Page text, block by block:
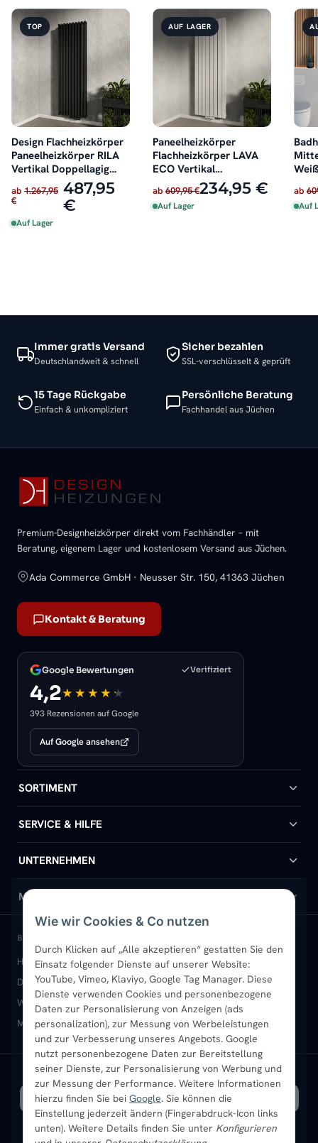
Wie wir Cookies & Co nutzen
Durch Klicken auf „Alle akzeptieren“ gestatten Sie den
Einsatz folgender Dienste auf unserer Website:
YouTube, Vimeo, Klaviyo, Google Tag Manager. Diese
Dienste verwenden Cookies und personenbezogene
Daten zur Personalisierung von Anzeigen (ads
personalization), zur Messung von Werbeleistungen
und zur Verbesserung unseres Angebots. Google
nutzt personenbezogene Daten zur Bereitstellung
seiner Dienste, zur Personalisierung von Werbung und
zur Messung der Performance. Weitere Informationen
hierzu finden Sie bei Google. Sie können die
Einstellung jederzeit ändern (Fingerabdruck-Icon links
unten). Weitere Details finden Sie unter Konfigurieren
TOP
Design Flachheizkörper
Paneelheizkörper RILA
Vertikal Doppellagig
ab 1.267,95
€
487,95
€
Auf Lager
AUF LAGER
Paneelheizkörper
Flachheizkörper LAVA
ECO Vertikal
Doppellagig Weiß
ab 609,95 €234,95 €
Auf Lager
ab
Auf
Immer gratis Versand
Deutschlandweit & schnell
Sicher bezahlen
SSL-verschlüsselt & geprüft
15 Tage Rückgabe
Einfach & unkompliziert
Persönliche Beratung
Fachhandel aus Jüchen
Premium-Designheizkörper direkt vom Fachhändler – mit
Beratung, eigenem Lager und kostenlosem Versand aus Jüchen.
Ada Commerce GmbH · Neusser Str. 150, 41363 Jüchen
Kontakt & Beratung
Google Bewertungen Verifiziert
4,2
393 Rezensionen auf Google
Auf Google ansehen
SORTIMENT
Badheizkörper
Handtuchheizkörper
Design-Heizkörper
Paneelheizkörper
Vertikal-Heizkörper
Heizkörper-Zubehör
SERVICE & HILFE
Hilfe & Kontakt
Versand & Lieferung
Rückgabe & Widerruf
Garantie & Gewährleistung
Montageservice vor Ort
Sendung verfolgen
UNTERNEHMEN
Wir über uns
Standort & Abholung Jüchen
B2B-Kunden
Karriere
Ratgeber
Bestpreisgarantie
MEIN KONTO
Anmelden / Mein Konto
Merkliste
Newsletter
Aktuelle Angebote
BELIEBTE KATEGORIEN
Heizkörper kaufenBadheizkörperHandtuchheizkörper
Design-HeizkörperPaneelheizkörperVertikal-Heizkörper
Wandheizkörper Wohnraum-Heizkörper Badheizkörper Schwarz
Mischbetrieb-HeizkörperHeizkörper-ZubehörAktuelle Angebote
SICHERE ZAHLUNG VERSAND MIT